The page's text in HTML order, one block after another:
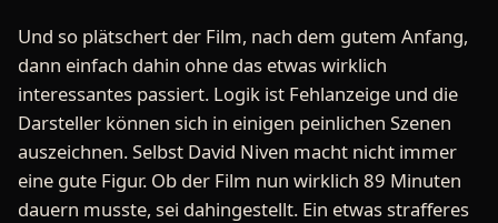
Und so plätschert der Film, nach dem gutem Anfang,
dann einfach dahin ohne das etwas wirklich
interessantes passiert. Logik ist Fehlanzeige und die
Darsteller können sich in einigen peinlichen Szenen
auszeichnen. Selbst David Niven macht nicht immer
eine gute Figur. Ob der Film nun wirklich 89 Minuten
dauern musste, sei dahingestellt. Ein etwas strafferes